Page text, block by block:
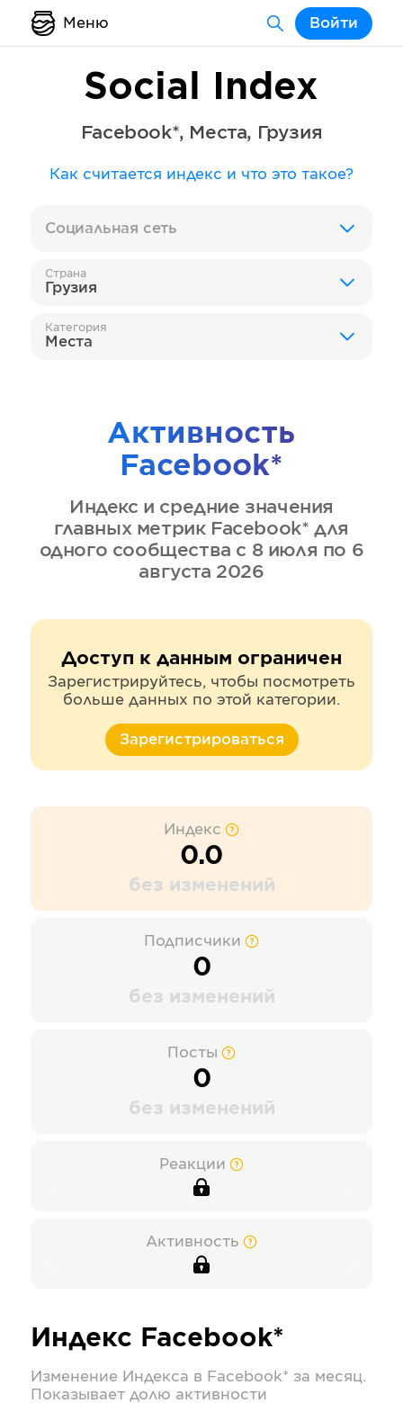
Меню Войти
Social Index
Facebook*, Места, Грузия
Как считается индекс и что это такое?
Социальная сеть
Страна
Грузия
Категория
Места
Активность
Facebook*
Индекс и средние значения
главных метрик Facebook* для
одного сообщества с 8 июля по 6
августа 2026
Доступ к данным ограничен
Зарегистрируйтесь, чтобы посмотреть
больше данных по этой категории.
Зарегистрироваться
Индекс
0.0
без изменений
Подписчики
0
без изменений
Посты
0
без изменений
Реакции
Активность
Индекс Facebook*
Изменение Индекса в Facebook* за месяц.
Показывает долю активности